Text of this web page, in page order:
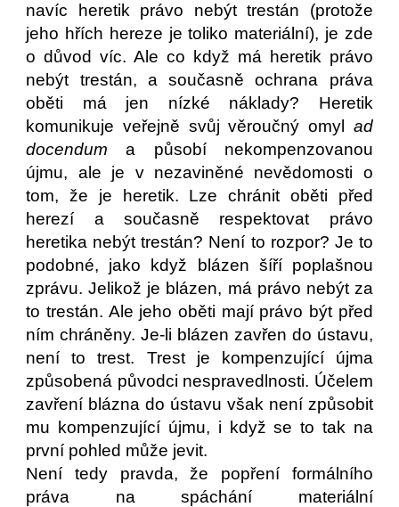
navíc heretik právo nebýt trestán (protože
jeho hřích hereze je toliko materiální), je zde
o důvod víc. Ale co když má heretik právo
nebýt trestán, a současně ochrana práva
oběti má jen nízké náklady? Heretik
komunikuje veřejně svůj věroučný omyl ad
docendum a působí nekompenzovanou
újmu, ale je v nezaviněné nevědomosti o
tom, že je heretik. Lze chránit oběti před
herezí a současně respektovat právo
heretika nebýt trestán? Není to rozpor? Je to
podobné, jako když blázen šíří poplašnou
zprávu. Jelikož je blázen, má právo nebýt za
to trestán. Ale jeho oběti mají právo být před
ním chráněny. Je-li blázen zavřen do ústavu,
není to trest. Trest je kompenzující újma
způsobená původci nespravedlnosti. Účelem
zavření blázna do ústavu však není způsobit
mu kompenzující újmu, i když se to tak na
první pohled může jevit.
Není tedy pravda, že popření formálního
práva na spáchání materiální